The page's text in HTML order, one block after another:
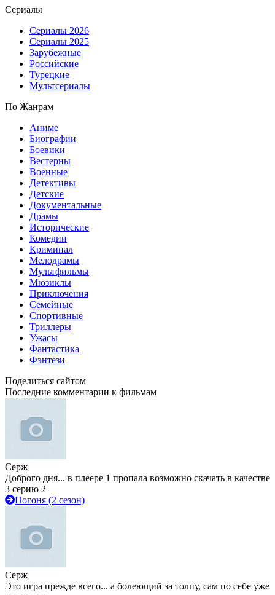
Сериалы
Сериалы 2026
Сериалы 2025
Зарубежные
Российские
Турецкие
Мультсериалы
По Жанрам
Аниме
Биографии
Боевики
Вестерны
Военные
Детективы
Детские
Документальные
Драмы
Исторические
Комедии
Криминал
Мелодрамы
Мультфильмы
Мюзиклы
Приключения
Семейные
Спортивные
Триллеры
Ужасы
Фантастика
Фэнтези
Поделиться сайтом
Последние комментарии к фильмам
Серж
Доброго дня... в плеере 1 пропала возможно скачать в качестве
3 серию 2
Погоня (2 сезон)
Серж
Это игра прежде всего... а болеющий за толпу, сам по себе уже